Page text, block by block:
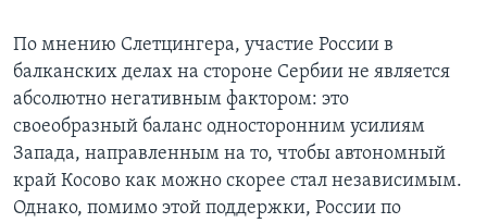
По мнению Слетцингера, участие России в
балканских делах на стороне Сербии не является
абсолютно негативным фактором: это
своеобразный баланс односторонним усилиям
Запада, направленным на то, чтобы автономный
край Косово как можно скорее стал независимым.
Однако, помимо этой поддержки, России по